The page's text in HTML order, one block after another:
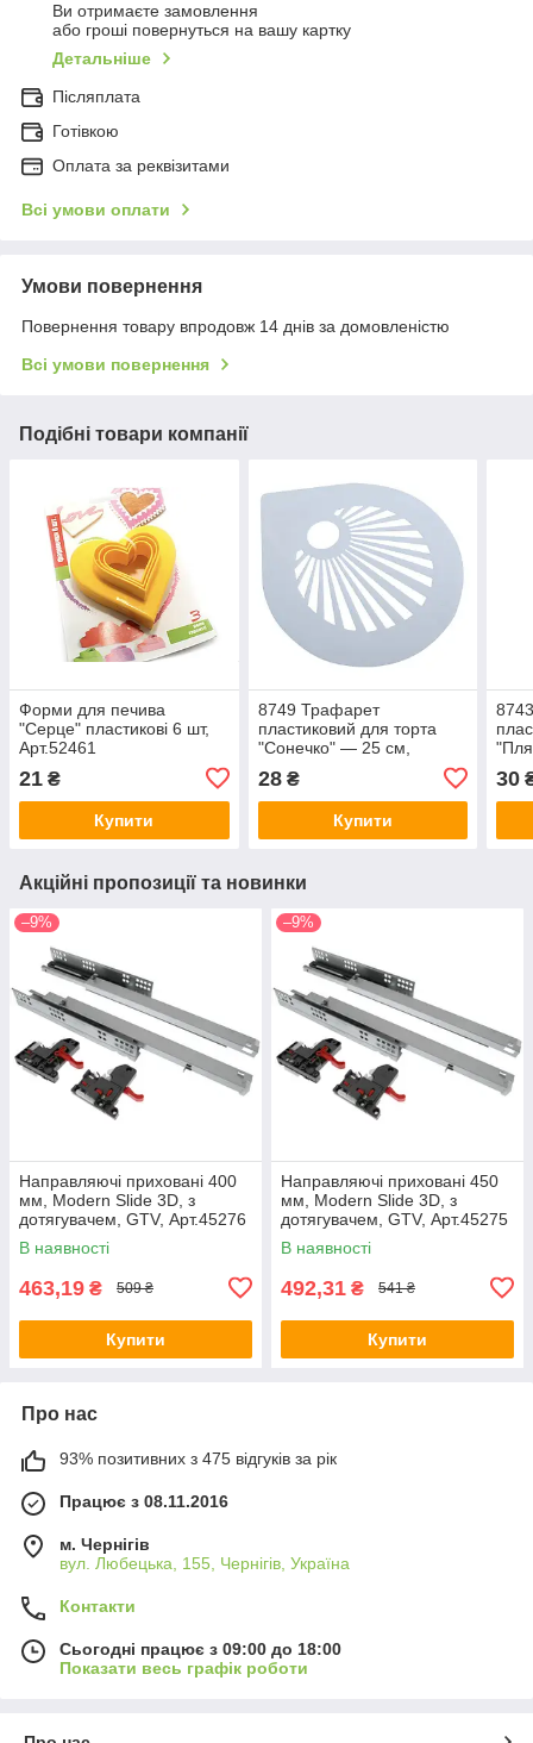
Ви отримаєте замовлення
або гроші повернуться на вашу картку
Детальніше
Післяплата
Готівкою
Оплата за реквізитами
Всі умови оплати
Умови повернення
Повернення товару впродовж 14 днів за домовленістю
Всі умови повернення
Подібні товари компанії
Форми для печива
"Серце" пластикові 6 шт,
Арт.52461
21 ₴
Купити
8749 Трафарет
пластиковий для торта
"Сонечко" — 25 см,
28₴
Купити
30
Акційні пропозиції та новинки
–9%
Направляючі приховані 400
мм, Modern Slide 3D, з
дотягувачем, GTV, Арт.45276
В наявності
463,19 ₴ 509 ₴
Купити
–9%
Направляючі приховані 450
мм, Modern Slide 3D, з
дотягувачем, GTV, Арт.45275
В наявності
492,31 ₴ 541 ₴
Купити
Про нас
93% позитивних з 475 відгуків за рік
Працює з 08.11.2016
м. Чернігів
вул. Любецька, 155, Чернігів, Україна
Контакти
Сьогодні працює з 09:00 до 18:00
Показати весь графік роботи